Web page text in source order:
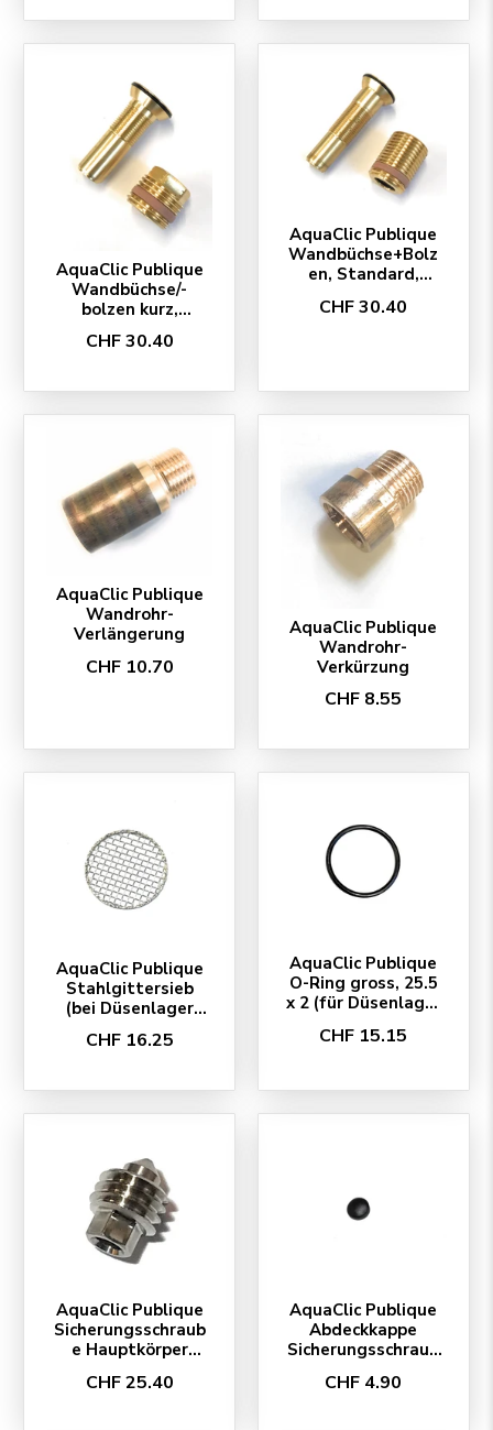
AquaClic Publique
Wandbüchse/-
bolzen kurz,
CHF 30.40
AquaClic Publique
Wandbüchse+Bolz
en, Standard,
CHF 30.40
AquaClic Publique
Wandrohr-
Verlängerung
CHF 10.70
AquaClic Publique
Wandrohr-
Verkürzung
CHF 8.55
AquaClic Publique
Stahlgittersieb
(bei Düsenlager
CHF 16.25
AquaClic Publique
O-Ring gross, 25.5
x 2 (für Düsenlager
CHF 15.15
AquaClic Publique
Sicherungsschraub
e Hauptkörper
aube), 5 Stück
CHF 25.40
AquaClic Publique
Abdeckkappe
Sicherungsschraub
CHF 4.90